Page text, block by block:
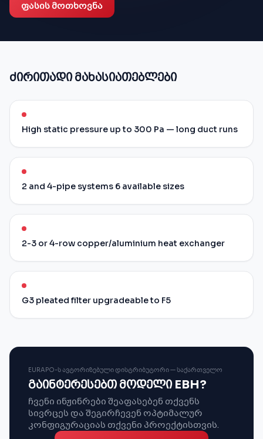
ფასის მოთხოვნა
ძირითადი მახასიათებლები
High static pressure up to 300 Pa — long duct runs
2 and 4-pipe systems 6 available sizes
2-3 or 4-row copper/aluminium heat exchanger
G3 pleated filter upgradeable to F5
EURAPO-Ს ᲐᲕᲢᲝᲠᲘᲖᲔᲑᲣᲚᲘ ᲓᲘᲡᲢᲠᲘᲑᲣᲢᲝᲠᲘ — ᲡᲐᲥᲐᲠᲗᲕᲔᲚᲝ
გაინტერესებთ მოდელი EBH?
ჩვენი ინჟინრები შეაფასებენ თქვენს
სივრცეს და შეგირჩევენ ოპტიმალურ
კონფიგურაციას თქვენი პროექტისთვის.